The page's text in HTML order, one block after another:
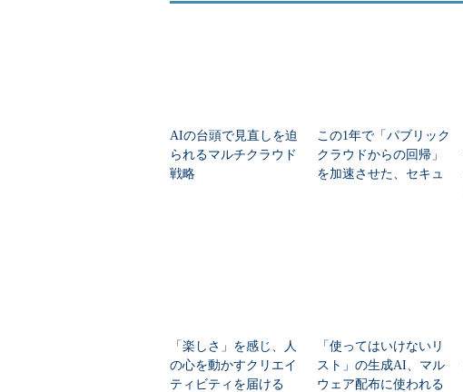
AIの台頭で見直しを迫
られるマルチクラウド
戦略
この1年で「パブリック
クラウドからの回帰」
を加速させた、セキュ
「楽しさ」を感じ、人
の心を動かすクリエイ
ティビティを届ける
「使ってはいけないリ
スト」の生成AI、マル
ウェア配布に使われる